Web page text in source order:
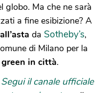
globo. Ma che ne sarà
a fine esibizione? A
da Sotheby’s,
di Milano per la
in città.
Segui il canale ufficiale